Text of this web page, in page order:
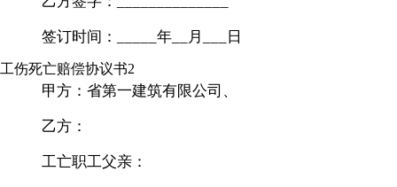
签订时间：_____年__月___日
工伤死亡赔偿协议书2
甲方：省第一建筑有限公司、
乙方：
工亡职工父亲：